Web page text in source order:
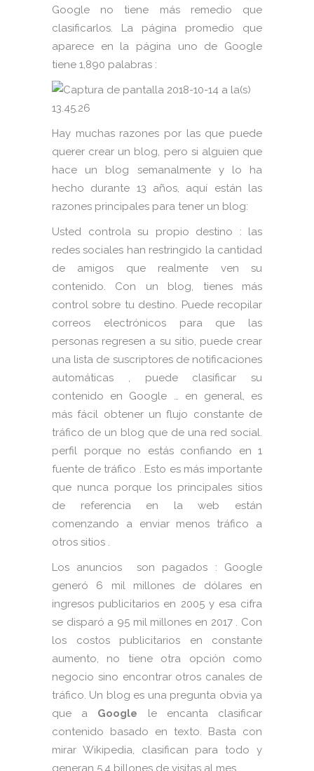
Google no tiene más remedio que
clasificarlos. La página promedio que
aparece en la página uno de Google
tiene 1,890 palabras :
Hay muchas razones por las que puede
querer crear un blog, pero si alguien que
hace un blog semanalmente y lo ha
hecho durante 13 años, aquí están las
razones principales para tener un blog:
Usted controla su propio destino : las
redes sociales han restringido la cantidad
de amigos que realmente ven su
contenido. Con un blog, tienes más
control sobre tu destino. Puede recopilar
correos electrónicos para que las
personas regresen a su sitio, puede crear
una lista de suscriptores de notificaciones
automáticas , puede clasificar su
contenido en Google … en general, es
más fácil obtener un flujo constante de
tráfico de un blog que de una red social.
perfil porque no estás confiando en 1
fuente de tráfico . Esto es más importante
que nunca porque los principales sitios
de referencia en la web están
comenzando a enviar menos tráfico a
otros sitios .
Los anuncios son pagados : Google
generó 6 mil millones de dólares en
ingresos publicitarios en 2005 y esa cifra
se disparó a 95 mil millones en 2017 . Con
los costos publicitarios en constante
aumento, no tiene otra opción como
negocio sino encontrar otros canales de
tráfico. Un blog es una pregunta obvia ya
que a Google le encanta clasificar
contenido basado en texto. Basta con
mirar Wikipedia, clasifican para todo y
generan 5.4 billones de visitas al mes .